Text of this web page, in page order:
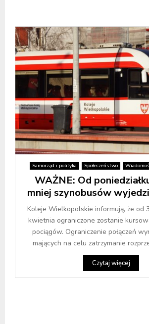
Samorząd i polityka Społeczeństwo
WAŻNE: Od
mniej szynobusów
Koleje Wielkopolskie informują, że od
kwietnia ograniczone zostanie
pociągów. Ograniczenie połączeń
mających na celu zatrzymanie
Czytaj więcej